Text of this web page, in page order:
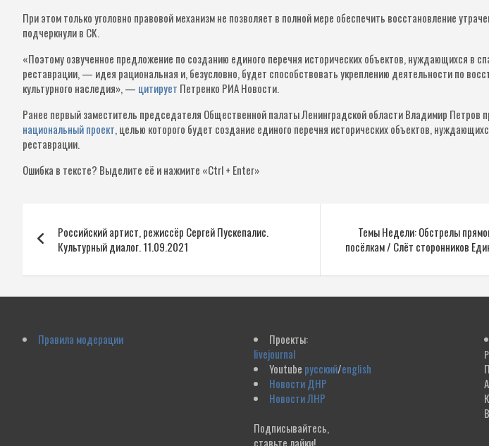
При этом только уголовно правовой механизм не позволяет в полной мере обеспечить восстановление
подчеркнули в СК.
«Поэтому озвученное предложение по созданию единого перечня исторических объектов, нуждающихся в
реставрации, — идея рациональная и, безусловно, будет способствовать укреплению деятельности по
культурного наследия», — цитирует Петренко РИА Новости.
Ранее первый заместитель председателя Общественной палаты Ленинградской области Владимир Петров
национальный проект, целью которого будет создание единого перечня исторических объектов,
реставрации.
Ошибка в тексте? Выделите её и нажмите «Ctrl + Enter»
по
записям
Российский артист, режиссёр Сергей Пускепалис.
Культурный диалог. 11.09.2021
Темы Недели: Обстрелы
посёлкам / Слёт сторонников
Правила модерации
Проекты:
livejournal
Youtube русский/english
Новости ДНР
Новости ЛНР
Подписывайтесь,
ставьте лайки!